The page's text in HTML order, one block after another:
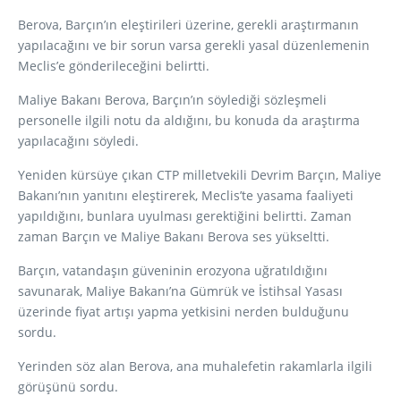
Berova, Barçın’ın eleştirileri üzerine, gerekli araştırmanın
yapılacağını ve bir sorun varsa gerekli yasal düzenlemenin
Meclis’e gönderileceğini belirtti.
Maliye Bakanı Berova, Barçın’ın söylediği sözleşmeli
personelle ilgili notu da aldığını, bu konuda da araştırma
yapılacağını söyledi.
Yeniden kürsüye çıkan CTP milletvekili Devrim Barçın, Maliye
Bakanı’nın yanıtını eleştirerek, Meclis’te yasama faaliyeti
yapıldığını, bunlara uyulması gerektiğini belirtti. Zaman
zaman Barçın ve Maliye Bakanı Berova ses yükseltti.
Barçın, vatandaşın güveninin erozyona uğratıldığını
savunarak, Maliye Bakanı’na Gümrük ve İstihsal Yasası
üzerinde fiyat artışı yapma yetkisini nerden bulduğunu
sordu.
Yerinden söz alan Berova, ana muhalefetin rakamlarla ilgili
görüşünü sordu.